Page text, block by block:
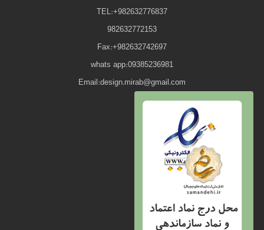
TEL:+982632776837
982632772153
Fax:+982632742697
whats app:09385236981
Email:design.mirab@gmail.com